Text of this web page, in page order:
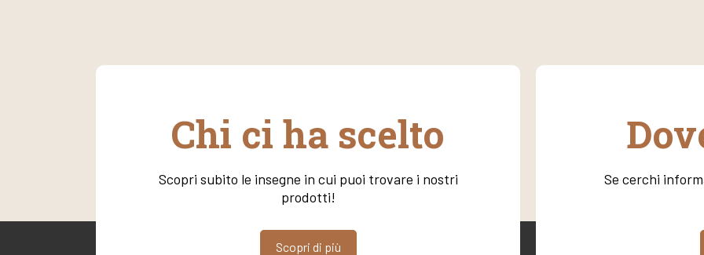
Chi ci ha scelto
Scopri subito le insegne in cui puoi trovare i nostri
prodotti!
Scopri di più
Se cerchi